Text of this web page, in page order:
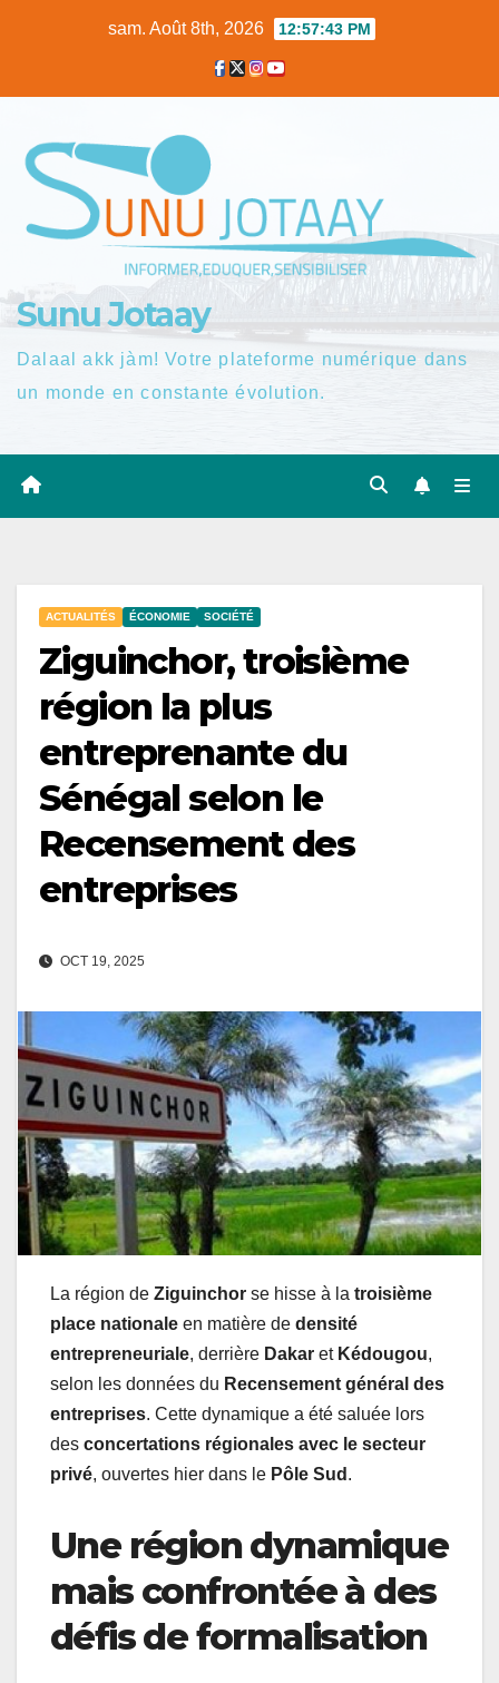
sam. Août 8th, 2026 12:57:44 PM
Sunu Jotaay
Dalaal akk jàm! Votre plateforme numérique dans
un monde en constante évolution.
ACTUALITÉS ÉCONOMIE SOCIÉTÉ
Ziguinchor, troisième
région la plus
entreprenante du
Sénégal selon le
Recensement des
entreprises
OCT 19, 2025
La région de Ziguinchor se hisse à la troisième
place nationale en matière de densité
entrepreneuriale, derrière Dakar et Kédougou,
selon les données du Recensement général des
entreprises. Cette dynamique a été saluée lors
des concertations régionales avec le secteur
privé, ouvertes hier dans le Pôle Sud .
Une région dynamique
mais confrontée à des
défis de formalisation